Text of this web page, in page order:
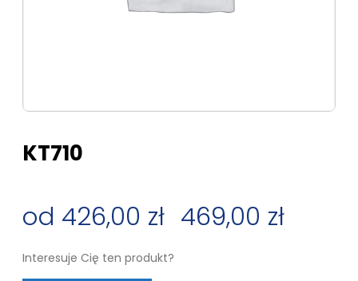
KT710
426,00 zł 469,00 zł
Zakres
cen:
Interesuje Cię ten produkt?